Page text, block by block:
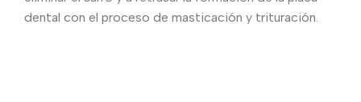
dental con el proceso de masticación y trituración.